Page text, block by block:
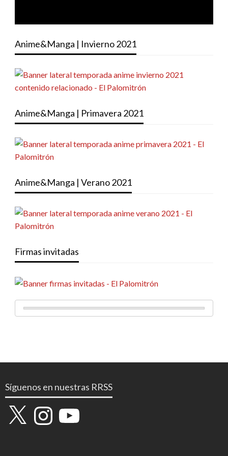
Anime&Manga | Invierno 2021
Anime&Manga | Primavera 2021
Anime&Manga | Verano 2021
Firmas invitadas
Síguenos en nuestras RRSS
X InstagramYouTube